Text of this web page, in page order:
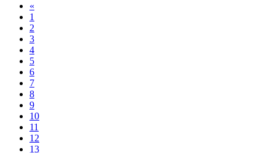
«
1
2
3
4
5
6
7
8
9
10
11
12
13